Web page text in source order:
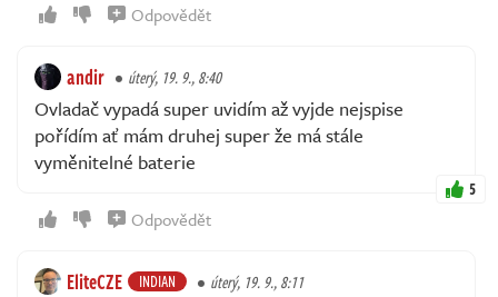
Odpovědět
andir úterý, 19. 9., 8:40
Ovladač vypadá super uvidím až vyjde nejspise
pořídím ať mám druhej super že má stále
vyměnitelné baterie
5
Odpovědět
EliteCZE INDIAN úterý, 19. 9., 8:11